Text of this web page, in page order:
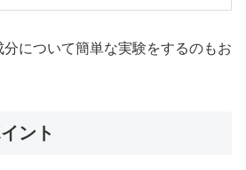
について簡単な実験をするのもお
ント